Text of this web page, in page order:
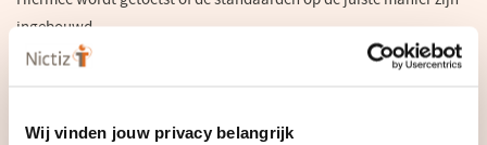
Wij vinden jouw privacy belangrijk
ingebouwd.
Nictiz:
informatiestandaarden binnen het MedMij-Afsprakenstelsel